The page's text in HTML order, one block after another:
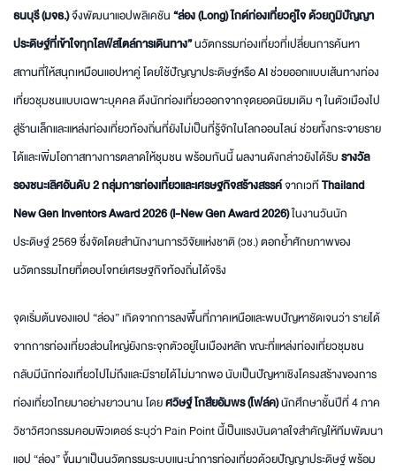
ธนบุรี (มจธ.)จึงพัฒนาแอปพลิเคชัน“ล่อง (Long)ไกด์ท่องเที่ยวคู่ใจ ด้วยภูมิปัญญา
ประดิษฐ์ที่เข้าใจทุกไลฟ์สไตล์การเดินทาง”นวัตกรรมท่องเที่ยวที่เปลี่ยนการค้นหา
สถานที่ให้สนุกเหมือนแอปหาคู่ โดยใช้ปัญญาประดิษฐ์หรือ AI ช่วยออกแบบเส้นทางท่อง
เที่ยวชุมชนแบบเฉพาะบุคคล ดึงนักท่องเที่ยวออกจากจุดยอดนิยมเดิม ๆ ในตัวเมืองไป
สู่ร้านเล็กและแหล่งท่องเที่ยวท้องถิ่นที่ยังไม่เป็นที่รู้จักในโลกออนไลน์ ช่วยทั้งกระจายราย
ได้และเพิ่มโอกาสทางการตลาดให้ชุมชน พร้อมกันนี้ ผลงานดังกล่าวยังได้รับรางวัล
รองชนะเลิศอันดับ 2 กลุ่มการท่องเที่ยวและเศรษฐกิจสร้างสรรค์จากเวทีThailand
New Gen Inventors Award2026 (I-New Gen Award2026)ในงานวันนัก
ประดิษฐ์ 2569 ซึ่งจัดโดยสำนักงานการวิจัยแห่งชาติ (วช.) ตอกย้ำศักยภาพของ
นวัตกรรมไทยที่ตอบโจทย์เศรษฐกิจท้องถิ่นได้จริง
จุดเริ่มต้นของแอป “ล่อง” เกิดจากการลงพื้นที่ภาคเหนือและพบปัญหาชัดเจนว่า รายได้
จากการท่องเที่ยวส่วนใหญ่ยังกระจุกตัวอยู่ในเมืองหลัก ขณะที่แหล่งท่องเที่ยวชุมชน
กลับมีนักท่องเที่ยวไปไม่ถึงและมีรายได้ไม่มากพอ นับเป็นปัญหาเชิงโครงสร้างของการ
ท่องเที่ยวไทยมาอย่างยาวนาน โดยศวิษฐ์ โกสียอัมพร (โฟล์ค)นักศึกษาชั้นปีที่ 4 ภาค
วิชาวิศวกรรมคอมพิวเตอร์ ระบุว่า Pain Point นี้เป็นแรงบันดาลใจสำคัญให้ทีมพัฒนา
แอป “ล่อง” ขึ้นมาเป็นนวัตกรรมระบบแนะนำการท่องเที่ยวด้วยปัญญาประดิษฐ์ พร้อม